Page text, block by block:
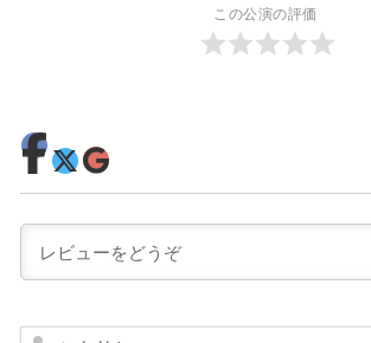
この公演の評価